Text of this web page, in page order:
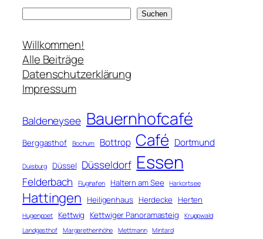
c
h
e
n
Suchen
Willkommen!
Alle Beiträge
Datenschutzerklärung
Impressum
Baldeneysee Bauernhofcafé
Berggasthof Bochum Bottrop Café Dortmund
Duisburg Düssel Düsseldorf Essen
Felderbach Flughafen Haltern am See Harkortsee
Hattingen Heiligenhaus Herdecke Herten
Hugenpoet Kettwig Kettwiger Panoramasteig
Kruppwald
Landgasthof
Margarethenhöhe Mettmann Mintard